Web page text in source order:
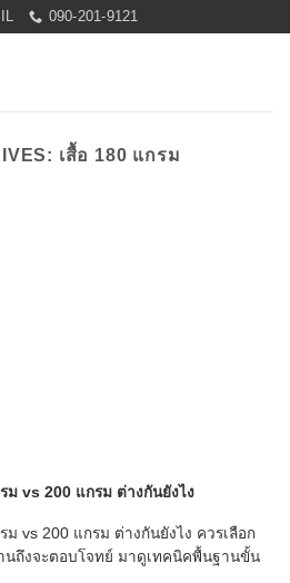
090-201-9121
เสื้อ 180 แกรม
ม vs 200 แกรม ต่างกันยังไง
ม vs 200 แกรม ต่างกันยังไง ควรเลือก
นถึงจะตอบโจทย์ มาดูเทคนิคพื้นฐานขั้น